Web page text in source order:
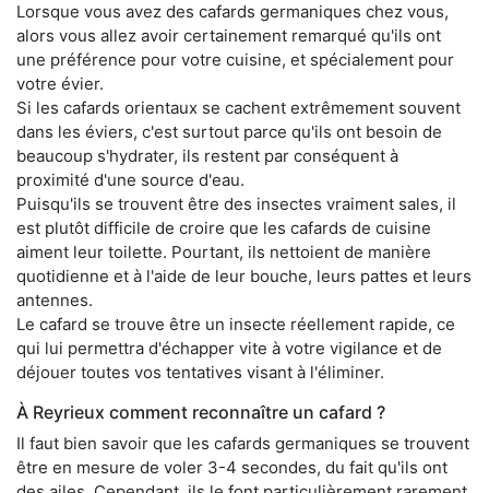
Lorsque vous avez des cafards germaniques chez vous,
alors vous allez avoir certainement remarqué qu'ils ont
une préférence pour votre cuisine, et spécialement pour
votre évier.
Si les cafards orientaux se cachent extrêmement souvent
dans les éviers, c'est surtout parce qu'ils ont besoin de
beaucoup s'hydrater, ils restent par conséquent à
proximité d'une source d'eau.
Puisqu'ils se trouvent être des insectes vraiment sales, il
est plutôt difficile de croire que les cafards de cuisine
aiment leur toilette. Pourtant, ils nettoient de manière
quotidienne et à l'aide de leur bouche, leurs pattes et leurs
antennes.
Le cafard se trouve être un insecte réellement rapide, ce
qui lui permettra d'échapper vite à votre vigilance et de
déjouer toutes vos tentatives visant à l'éliminer.
À Reyrieux comment reconnaître un cafard ?
Il faut bien savoir que les cafards germaniques se trouvent
être en mesure de voler 3-4 secondes, du fait qu'ils ont